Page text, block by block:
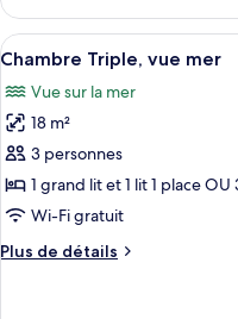
vue
mer
le
type
de
Appartement,
chambre,
vue
mer
Afficher
toutes
les
photos
pour
ce
type
chambre :
6
Chambre Triple, vue mer
Vue sur la mer
18 m²
3 personnes
1 grand lit et 1 lit 1 place OU
Wi-Fi gratuit
Plus de détails
Plus